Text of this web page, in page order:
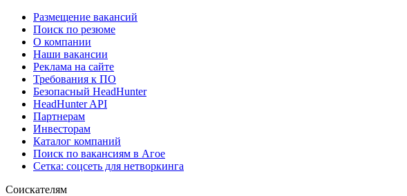
Размещение вакансий
Поиск по резюме
О компании
Наши вакансии
Реклама на сайте
Требования к ПО
Безопасный HeadHunter
HeadHunter API
Партнерам
Инвесторам
Каталог компаний
Поиск по вакансиям в Агое
Сетка: соцсеть для нетворкинга
Соискателям